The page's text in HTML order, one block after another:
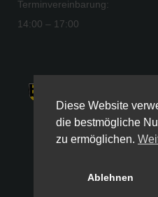
Terminvereinbarung:
14:00 – 17:00
© 2025
Diese Website
die bestmögliche
zu ermöglichen.
Ablehnen